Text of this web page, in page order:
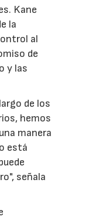
Kane
la
al
de
y las
de los
hemos
manera
está
señala